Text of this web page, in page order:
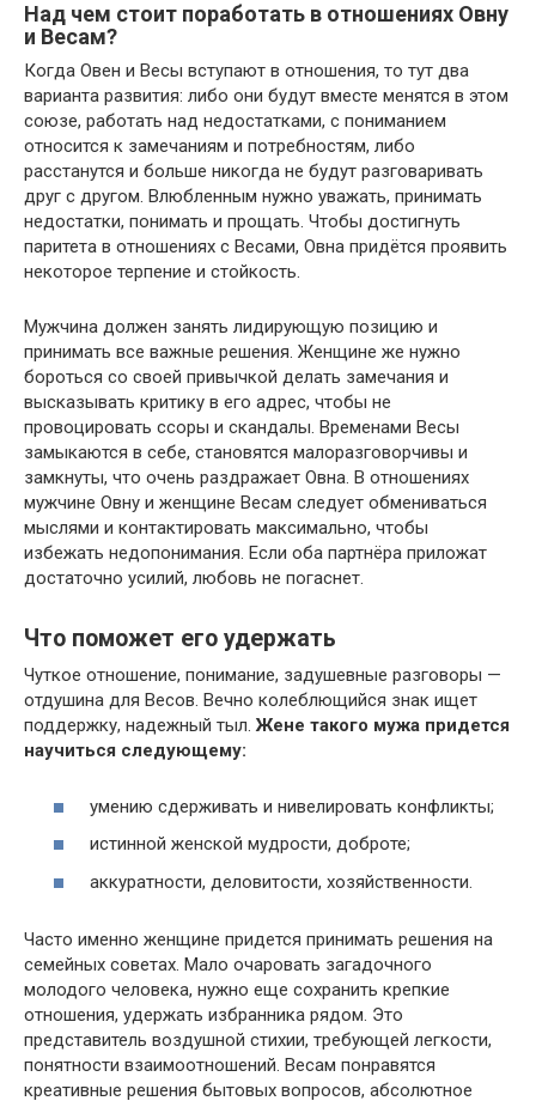
Над чем стоит поработать в отношениях Овну
и Весам?
Когда Овен и Весы вступают в отношения, то тут два
варианта развития: либо они будут вместе менятся в этом
союзе, работать над недостатками, с пониманием
относится к замечаниям и потребностям, либо
расстанутся и больше никогда не будут разговаривать
друг с другом. Влюбленным нужно уважать, принимать
недостатки, понимать и прощать. Чтобы достигнуть
паритета в отношениях с Весами, Овна придётся проявить
некоторое терпение и стойкость.
Мужчина должен занять лидирующую позицию и
принимать все важные решения. Женщине же нужно
бороться со своей привычкой делать замечания и
высказывать критику в его адрес, чтобы не
провоцировать ссоры и скандалы. Временами Весы
замыкаются в себе, становятся малоразговорчивы и
замкнуты, что очень раздражает Овна. В отношениях
мужчине Овну и женщине Весам следует обмениваться
мыслями и контактировать максимально, чтобы
избежать недопонимания. Если оба партнёра приложат
достаточно усилий, любовь не погаснет.
Что поможет его удержать
Чуткое отношение, понимание, задушевные разговоры —
отдушина для Весов. Вечно колеблющийся знак ищет
поддержку, надежный тыл.Жене такого мужа придется
научиться следующему:
умению сдерживать и нивелировать конфликты;
истинной женской мудрости, доброте;
аккуратности, деловитости, хозяйственности.
Часто именно женщине придется принимать решения на
семейных советах. Мало очаровать загадочного
молодого человека, нужно еще сохранить крепкие
отношения, удержать избранника рядом. Это
представитель воздушной стихии, требующей легкости,
понятности взаимоотношений. Весам понравятся
креативные решения бытовых вопросов, абсолютное